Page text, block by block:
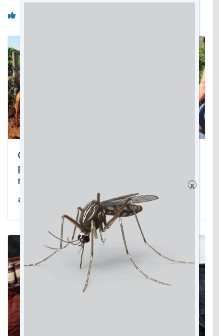
Ovinos e caprinos: Produtores ganham
prazo de um ano para regularizar
rebanhos junto a Iagro sem multas
x